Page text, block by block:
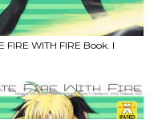
FIRE WITH FIRE Book. I